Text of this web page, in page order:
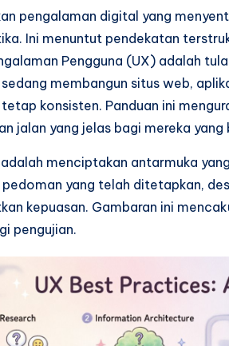
pengalaman digital yang
Ini menuntut pendekatan
Pengguna (UX) adalah
membangun situs web,
konsisten. Panduan ini
jalan yang jelas bagi mereka
adalah menciptakan antarmuka
yang telah ditetapkan,
kepuasan. Gambaran ini
pengujian.